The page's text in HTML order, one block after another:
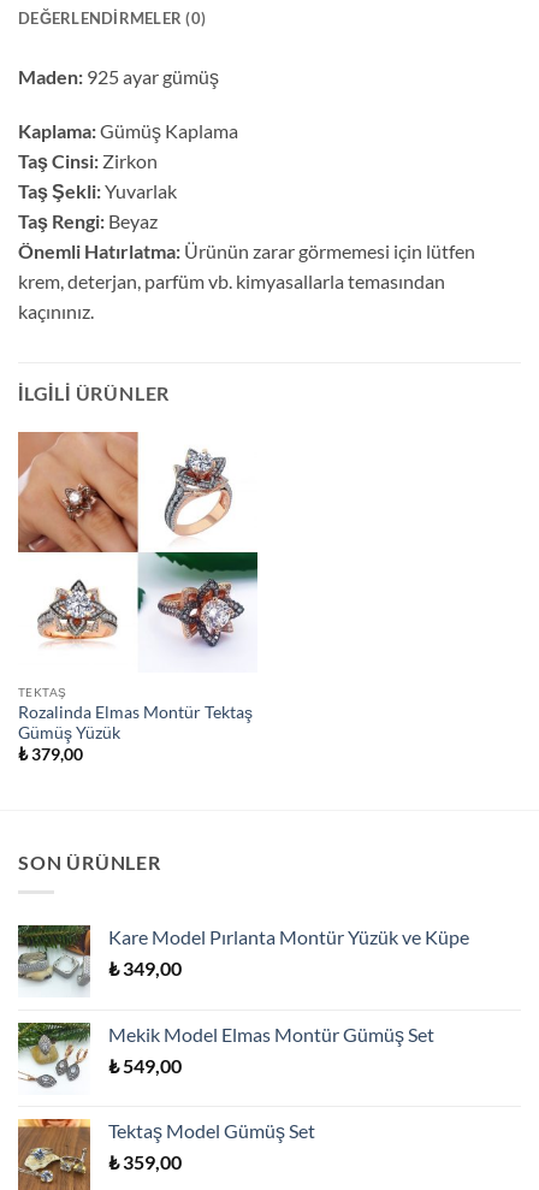
DEĞERLENDIRMELER (0)
Maden: 925 ayar gümüş
Kaplama:Gümüş Kaplama
Taş Cinsi: Zirkon
Taş Şekli:Yuvarlak
Taş Rengi: Beyaz
Önemli Hatırlatma: Ürünün zarar görmemesi için lütfen
krem, deterjan, parfüm vb. kimyasallarla temasından
kaçınınız.
İLGILI ÜRÜNLER
TEKTAŞ
Rozalinda Elmas Montür Tektaş
Gümüş Yüzük
₺379,00
SON ÜRÜNLER
Kare Model Pırlanta Montür Yüzük ve Küpe
₺349,00
Mekik Model Elmas Montür Gümüş Set
₺549,00
Tektaş Model Gümüş Set
₺359,00